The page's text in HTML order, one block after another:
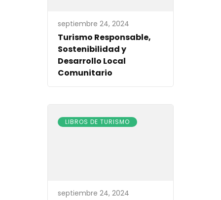
septiembre 24, 2024
Turismo Responsable,
Sostenibilidad y
Desarrollo Local
Comunitario
LIBROS DE TURISMO
septiembre 24, 2024